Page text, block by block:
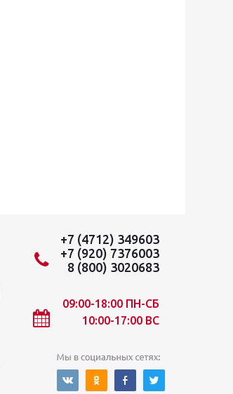
+7 (4712) 349603
+7 (920) 7376003
8 (800) 3020683
09:00-18:00 ПН-СБ
10:00-17:00 ВС